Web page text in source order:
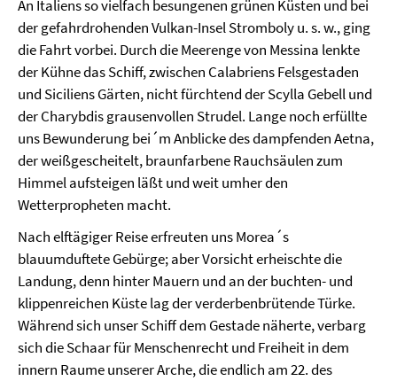
An Italiens so vielfach besungenen grünen Küsten und bei
der gefahrdrohenden Vulkan-Insel Stromboly u. s. w., ging
die Fahrt vorbei. Durch die Meerenge von Messina lenkte
der Kühne das Schiff, zwischen Calabriens Felsgestaden
und Siciliens Gärten, nicht fürchtend der Scylla Gebell und
der Charybdis grausenvollen Strudel. Lange noch erfüllte
uns Bewunderung bei´m Anblicke des dampfenden Aetna,
der weißgescheitelt, braunfarbene Rauchsäulen zum
Himmel aufsteigen läßt und weit umher den
Wetterpropheten macht.
Nach elftägiger Reise erfreuten uns Morea´s
blauumduftete Gebürge; aber Vorsicht erheischte die
Landung, denn hinter Mauern und an der buchten- und
klippenreichen Küste lag der verderbenbrütende Türke.
Während sich unser Schiff dem Gestade näherte, verbarg
sich die Schaar für Menschenrecht und Freiheit in dem
innern Raume unserer Arche, die endlich am 22. des